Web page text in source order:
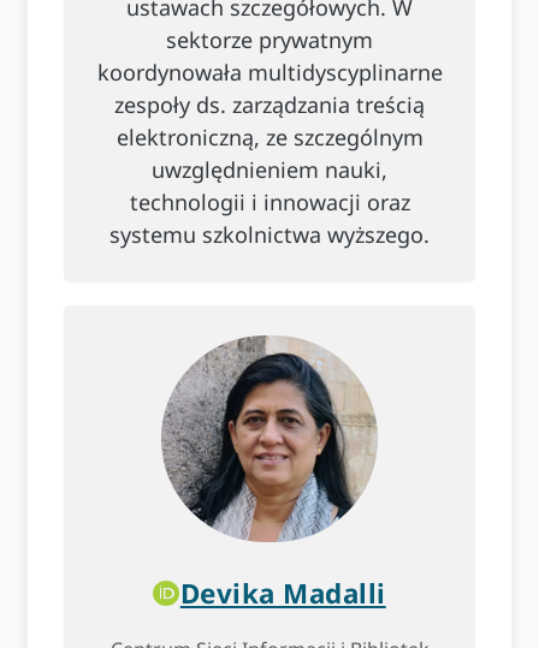
ustawach szczegółowych. W
sektorze prywatnym
koordynowała multidyscyplinarne
zespoły ds. zarządzania treścią
elektroniczną, ze szczególnym
uwzględnieniem nauki,
technologii i innowacji oraz
systemu szkolnictwa wyższego.
Devika Madalli